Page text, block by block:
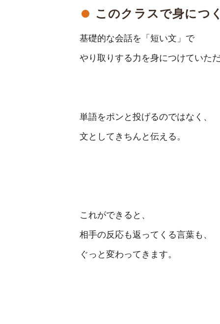
このクラスで身につ
基礎的な会話を「短い文」で
やり取りする力を身につけていた
単語をポンと投げるのではなく、
文としてきちんと伝える。
これができると、
相手の反応も返ってくる言葉も、
ぐっと変わってきます。